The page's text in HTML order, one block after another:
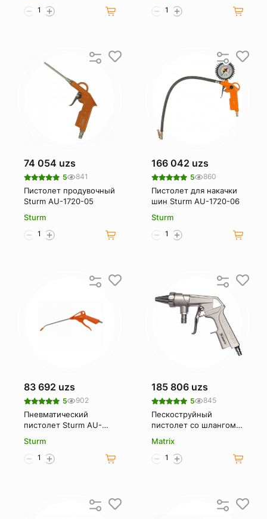
74 054 uzs
5 841
Пистолет продувочный
Sturm AU-1720-05
Sturm
166 042 uzs
5 860
Пистолет для накачки
шин Sturm AU-1720-06
Sturm
83 692 uzs
5 902
Пневматический
пистолет Sturm AU-
Sturm
185 806 uzs
5 845
Пескоструйный
пистолет со шлангом
Matrix